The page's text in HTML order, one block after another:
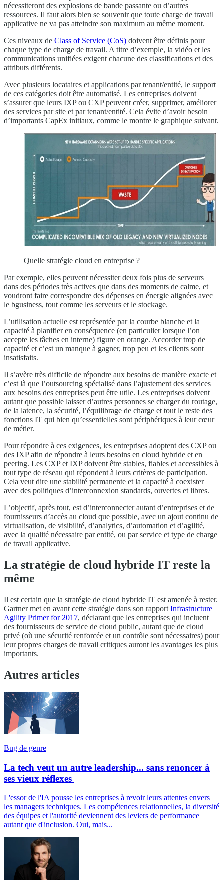
nécessiteront des explosions de bande passante ou d’autres
ressources. Il faut alors bien se souvenir que toute charge de travail
applicative ne va pas atteindre son maximum au même moment.
Ces niveaux de Class of Service (CoS) doivent être définis pour
chaque type de charge de travail. A titre d’exemple, la vidéo et les
communications unifiées exigent chacune des classifications et des
attributs différents.
Avec plusieurs locataires et applications par tenant/entité, le support
de ces catégories doit être automatisé. Les entreprises doivent
s’assurer que leurs IXP ou CXP peuvent créer, supprimer, améliorer
des services par site et par tenant/entité. Cela évite d’avoir besoin
d’importants CapEx initiaux, comme le montre le graphique suivant.
Quelle stratégie cloud en entreprise ?
Par exemple, elles peuvent nécessiter deux fois plus de serveurs
dans des périodes très actives que dans des moments de calme, et
voudront faire correspondre des dépenses en énergie alignées avec
le bgusiness, tout comme les serveurs et le stockage.
L’utilisation actuelle est représentée par la courbe blanche et la
capacité à planifier en conséquence (en particulier lorsque l’on
accepte les tâches en interne) figure en orange. Accorder trop de
capacité et c’est un manque à gagner, trop peu et les clients sont
insatisfaits.
Il s’avère très difficile de répondre aux besoins de manière exacte et
c’est là que l’outsourcing spécialisé dans l’ajustement des services
aux besoins des entreprises peut être utile. Les entreprises doivent
autant que possible laisser d’autres personnes se charger du routage,
de la latence, la sécurité, l’équilibrage de charge et tout le reste des
fonctions IT qui bien qu’essentielles sont périphériques à leur cœur
de métier.
Pour répondre à ces exigences, les entreprises adoptent des CXP ou
des IXP afin de répondre à leurs besoins en cloud hybride et en
peering. Les CXP et IXP doivent être stables, fiables et accessibles à
tout type de réseau qui répondent à leurs critères de participation.
Cela veut dire une stabilité permanente et la capacité à coexister
avec des politiques d’interconnexion standards, ouvertes et libres.
L’objectif, après tout, est d’interconnecter autant d’entreprises et de
fournisseurs d’accès au cloud que possible, avec un ajout continu de
virtualisation, de visibilité, d’analytics, d’automation et d’agilité,
avec la qualité nécessaire par entité, ou par service et type de charge
de travail applicative.
La stratégie de cloud hybride IT reste la
même
Il est certain que la stratégie de cloud hybride IT est amenée à rester.
Gartner met en avant cette stratégie dans son rapport Infrastructure
Agility Primer for 2017, déclarant que les entreprises qui incluent
des fournisseurs de service de cloud public, autant que de cloud
privé (où une sécurité renforcée et un contrôle sont nécessaires) pour
leur propres charges de travail critiques auront les avantages les plus
importants.
Autres articles
Bug de genre
La tech veut un autre leadership... sans renoncer à
ses vieux réflexes
L'essor de l'IA pousse les entreprises à revoir leurs attentes envers
les managers techniques. Les compétences relationnelles, la diversité
des équipes et l'autorité deviennent des leviers de performance
autant que d'inclusion. Oui, mais...